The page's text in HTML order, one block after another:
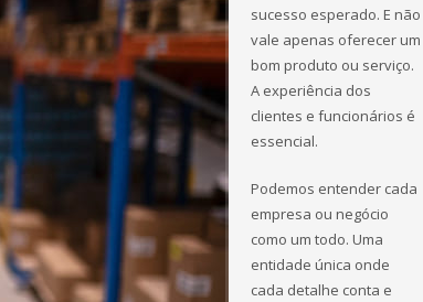
sucesso esperado. E não
vale apenas oferecer um
bom produto ou serviço.
A experiência dos
clientes e funcionários é
essencial.
Podemos entender cada
empresa ou negócio
como um todo. Uma
entidade única onde
cada detalhe conta e